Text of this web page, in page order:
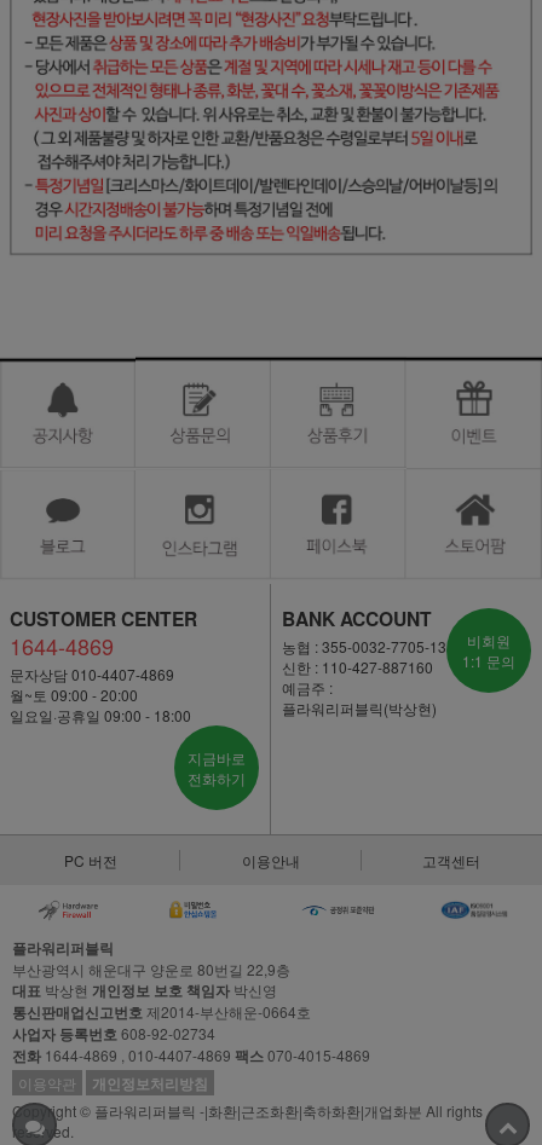
CUSTOMER CENTER
1644-4869
문자상담 010-4407-4869
월~토 09:00 - 20:00
일요일·공휴일 09:00 - 18:00
지금바로
전화하기
BANK ACCOUNT
농협 : 355-0032-7705-13
신한 : 110-427-887160
예금주 :
플라워리퍼블릭(박상현)
비회원
1:1 문의
PC 버전 이용안내 고객센터
플라워리퍼블릭
부산광역시 해운대구 양운로 80번길 22,9층
대표 박상현 개인정보 보호 책임자 박신영
통신판매업신고번호제2014-부산해운-0664호
사업자 등록번호608-92-02734
전화 1644-4869 , 010-4407-4869 팩스070-4015-4869
이용약관
개인정보처리방침
Copyright © 플라워리퍼블릭 -|화환|근조화환|축하화환|개업화분 All rights
reserved.